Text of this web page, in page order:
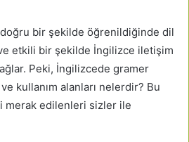
doğru bir şekilde öğrenildiğinde dil
etkili bir şekilde İngilizce iletişim
Peki, İngilizcede gramer
kullanım alanları nelerdir? Bu
merak edilenleri sizler ile